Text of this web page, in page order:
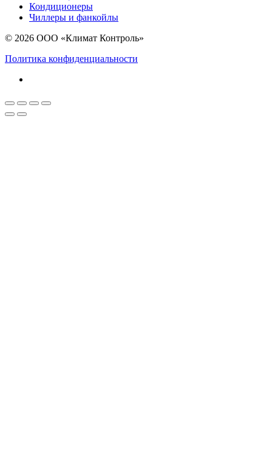
Кондиционеры
Чиллеры и фанкойлы
© 2026 ООО «Климат Контроль»
Политика конфиденциальности